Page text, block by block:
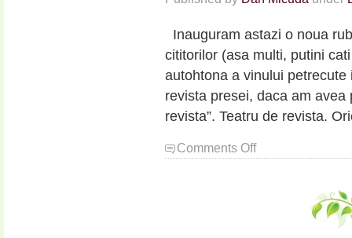
2013
Inauguram astazi o noua
cititorilor (asa multi, putini
autohtona a vinului
revista presei, daca am avea
revista”. Teatru de revista.
Comments Offon
PAMFLET